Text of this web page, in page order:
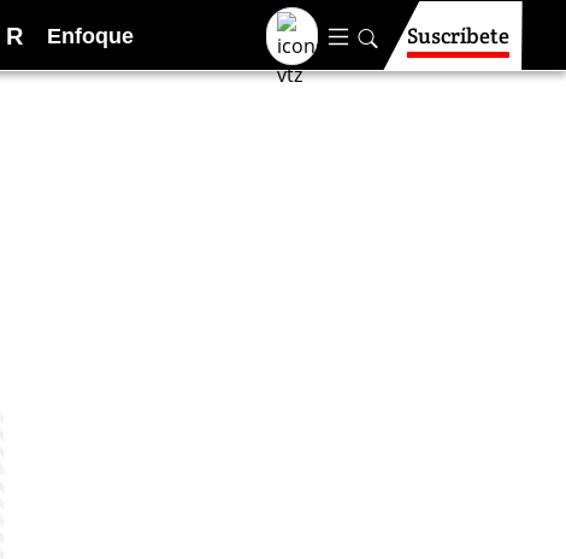
R Enfoque Suscríbete